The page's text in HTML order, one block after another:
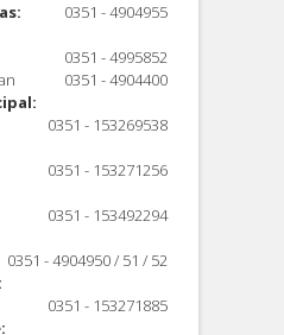
0351 - 4904955
0351 - 4995852
0351 - 4904400
0351 - 153269538
0351 - 153271256
0351 - 153492294
0351 - 4904950 / 51 / 52
0351 - 153271885